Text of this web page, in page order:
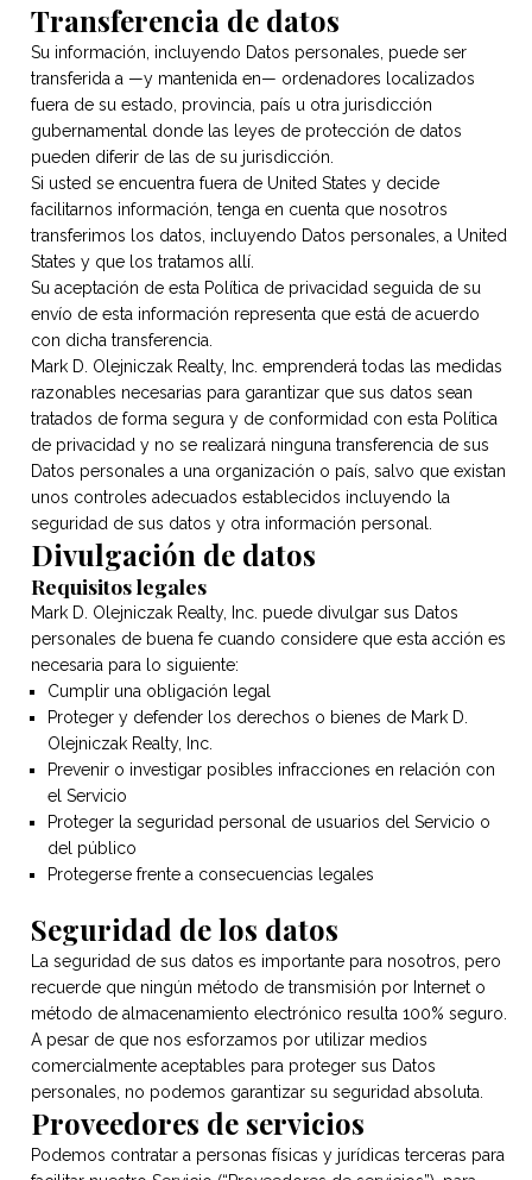
Transferencia de datos
Su información, incluyendo Datos personales, puede ser
transferida a —y mantenida en— ordenadores localizados
fuera de su estado, provincia, país u otra jurisdicción
gubernamental donde las leyes de protección de datos
pueden diferir de las de su jurisdicción.
Si usted se encuentra fuera de United States y decide
facilitarnos información, tenga en cuenta que nosotros
transferimos los datos, incluyendo Datos personales, a United
States y que los tratamos allí.
Su aceptación de esta Política de privacidad seguida de su
envío de esta información representa que está de acuerdo
con dicha transferencia.
Mark D. Olejniczak Realty, Inc. emprenderá todas las medidas
razonables necesarias para garantizar que sus datos sean
tratados de forma segura y de conformidad con esta Política
de privacidad y no se realizará ninguna transferencia de sus
Datos personales a una organización o país, salvo que existan
unos controles adecuados establecidos incluyendo la
seguridad de sus datos y otra información personal.
Divulgación de datos
Requisitos legales
Mark D. Olejniczak Realty, Inc. puede divulgar sus Datos
personales de buena fe cuando considere que esta acción es
necesaria para lo siguiente:
Cumplir una obligación legal
Proteger y defender los derechos o bienes de Mark D.
Olejniczak Realty, Inc.
Prevenir o investigar posibles infracciones en relación con
el Servicio
Proteger la seguridad personal de usuarios del Servicio o
del público
Protegerse frente a consecuencias legales
Seguridad de los datos
La seguridad de sus datos es importante para nosotros, pero
recuerde que ningún método de transmisión por Internet o
método de almacenamiento electrónico resulta 100% seguro.
A pesar de que nos esforzamos por utilizar medios
comercialmente aceptables para proteger sus Datos
personales, no podemos garantizar su seguridad absoluta.
Proveedores de servicios
Podemos contratar a personas físicas y jurídicas terceras para